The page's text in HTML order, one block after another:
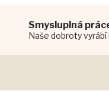
Smysluplná
Naše dobroty